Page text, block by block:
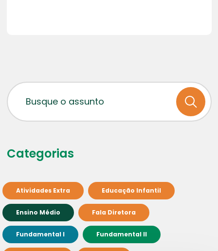
Categorias
Atividades Extra Educação Infantil
Ensino Médio Fala Diretora
Fundamental I Fundamental II